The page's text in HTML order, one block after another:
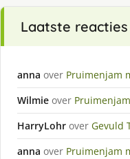
Laatste reacties
anna over Pruimenjam
Wilmie over
HarryLohr over Gevuld
anna over Pruimenjam